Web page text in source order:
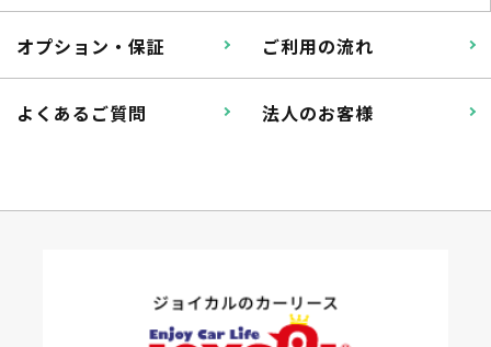
オプション・保証 ご利用の流れ
よくあるご質問 法人のお客様